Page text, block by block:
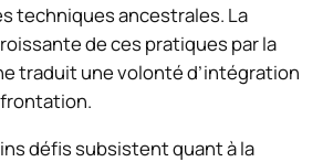
techniques ancestrales. La
de ces pratiques par la
traduit une volonté d’intégration
défis subsistent quant à la